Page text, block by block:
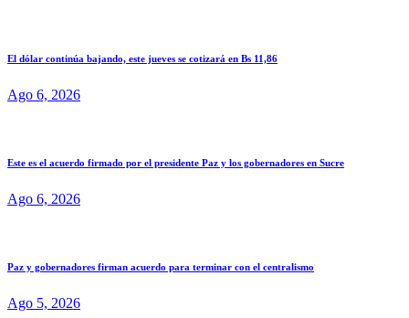
El dólar continúa bajando, este jueves se cotizará en Bs 11,86
Ago 6, 2026
Este es el acuerdo firmado por el presidente Paz y los gobernadores en Sucre
Ago 6, 2026
Paz y gobernadores firman acuerdo para terminar con el centralismo
Ago 5, 2026